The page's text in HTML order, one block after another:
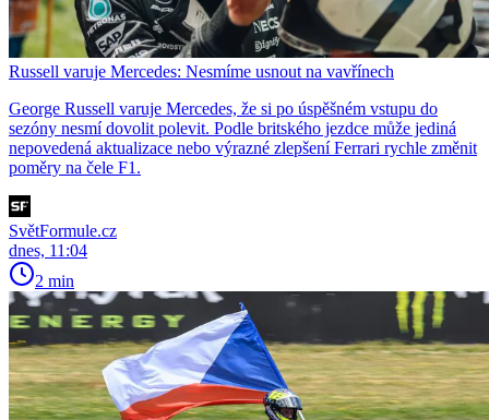
Russell varuje Mercedes: Nesmíme usnout na vavřínech
George Russell varuje Mercedes, že si po úspěšném vstupu do
sezóny nesmí dovolit polevit. Podle britského jezdce může jediná
nepovedená aktualizace nebo výrazné zlepšení Ferrari rychle změnit
poměry na čele F1.
SvětFormule.cz
dnes, 11:04
2 min